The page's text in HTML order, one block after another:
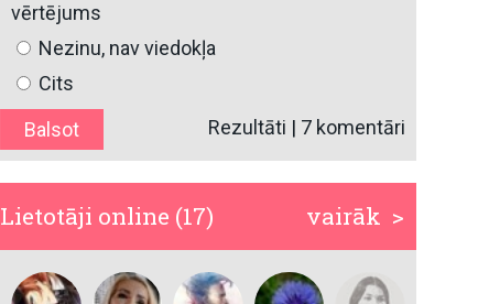
vērtējums
Nezinu, nav viedokļa
Cits
Rezultāti | 7 komentāri
vairāk >
Lietotāji online (17)